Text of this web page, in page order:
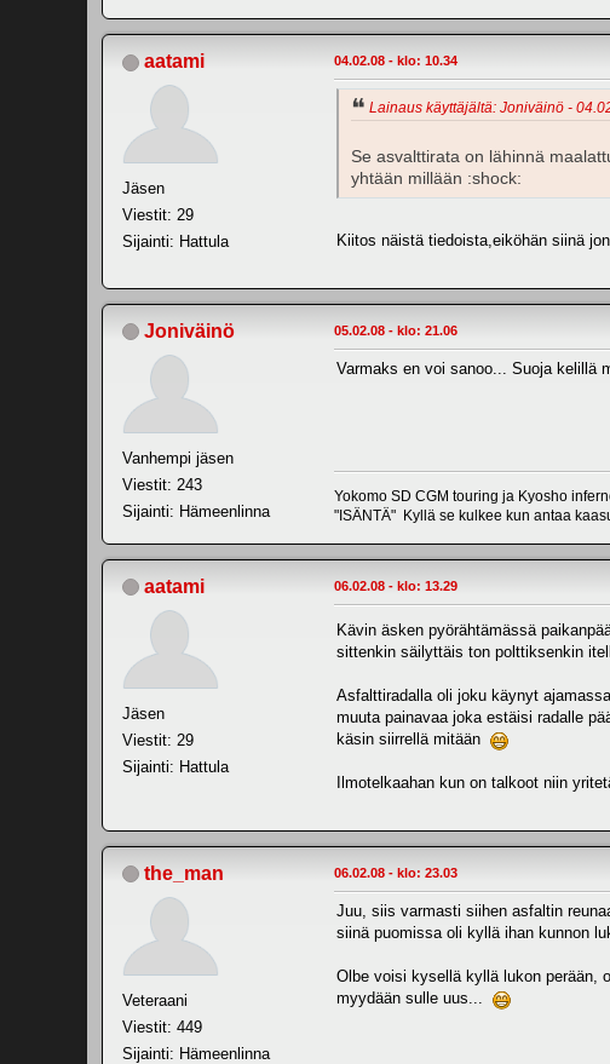
aatami
Jäsen
Viestit: 29
Sijainti: Hattula
04.02.08 - klo: 10.34
Lainaus käyttäjältä: Joniväinö -
Se asvalttirata on lähinnä
yhtään millään :shock:
Kiitos näistä tiedoista,eiköhän siinä
Joniväinö
Vanhempi jäsen
Viestit: 243
Sijainti: Hämeenlinna
05.02.08 - klo: 21.06
Varmaks en voi sanoo... Suoja kelillä
Yokomo SD CGM touring ja Kyosho
"ISÄNTÄ" Kyllä se kulkee kun antaa
aatami
Jäsen
Viestit: 29
Sijainti: Hattula
06.02.08 - klo: 13.29
Kävin äsken pyörähtämässä
sittenkin säilyttäis ton polttiksenkin
Asfalttiradalla oli joku käynyt
muuta painavaa joka estäisi radalle
käsin siirrellä mitään
Ilmotelkaahan kun on talkoot niin
the_man
Veteraani
Viestit: 449
Sijainti: Hämeenlinna
06.02.08 - klo: 23.03
Juu, siis varmasti siihen asfaltin
siinä puomissa oli kyllä ihan kunnon
Olbe voisi kysellä kyllä lukon perään,
myydään sulle uus...